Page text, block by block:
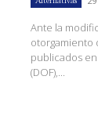
Ante la
otorgamiento
publicados
(DOF),...